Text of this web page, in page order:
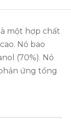
một hợp chất
Nó bao
(70%). Nó
ứng tổng